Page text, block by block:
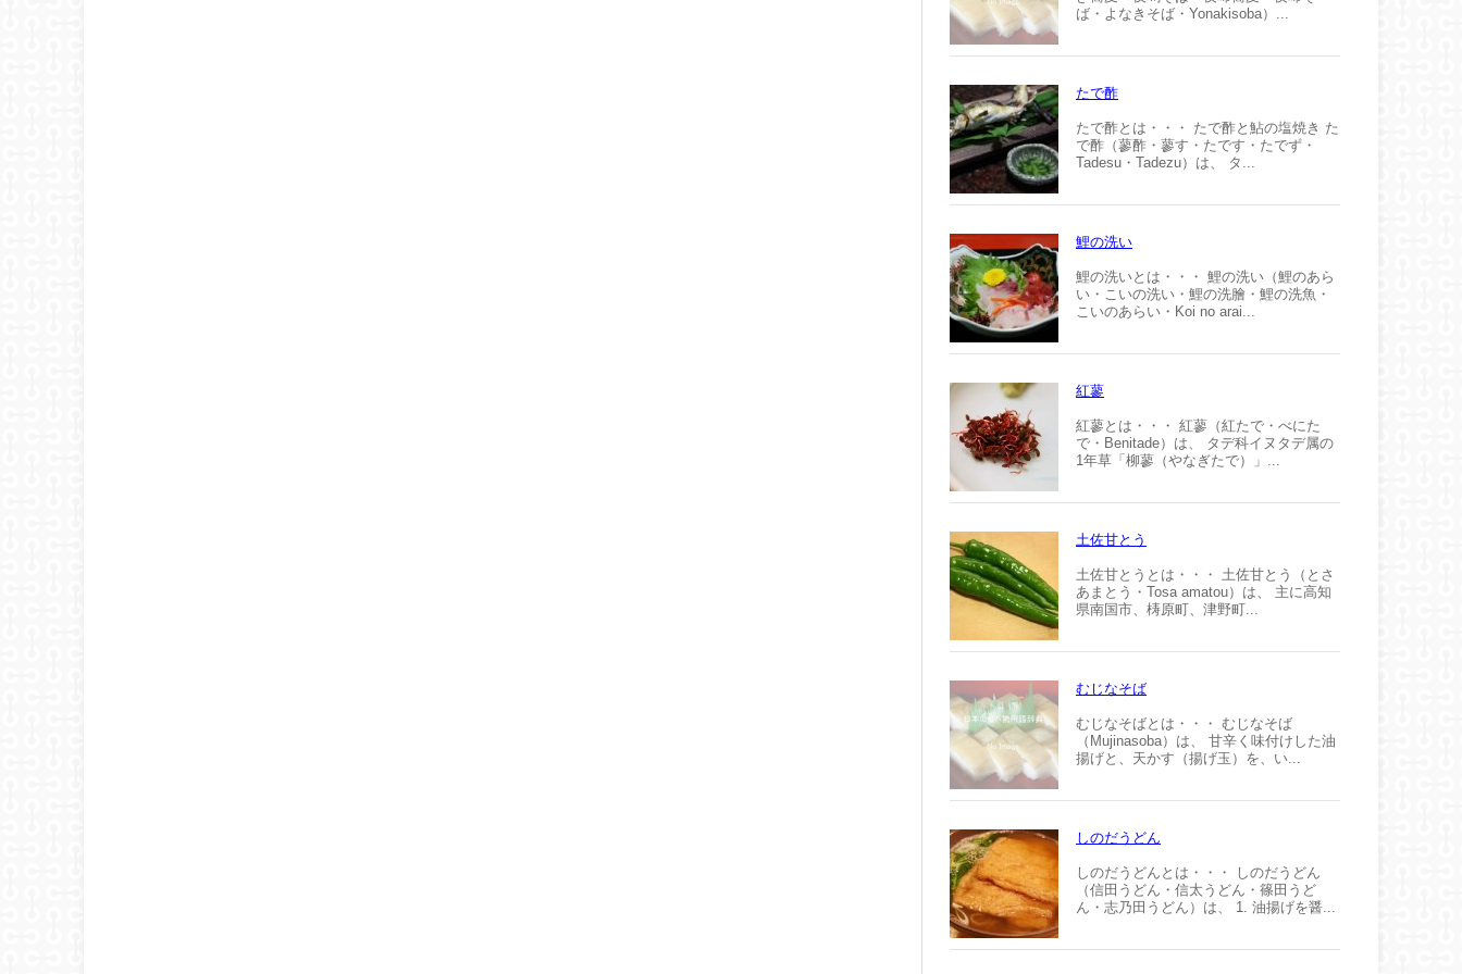
ば・よなきそば・Yonakisoba）...
たで酢
たで酢とは・・・ たで酢と鮎の塩焼き た
で酢（蓼酢・蓼す・たです・たでず・
Tadesu・Tadezu）は、 タ...
鯉の洗い
鯉の洗いとは・・・ 鯉の洗い（鯉のあら
い・こいの洗い・鯉の洗膾・鯉の洗魚・
こいのあらい・Koi no arai...
紅蓼
紅蓼とは・・・ 紅蓼（紅たで・べにた
で・Benitade）は、 タデ科イヌタデ属の
1年草「柳蓼（やなぎたで）」...
土佐甘とう
土佐甘とうとは・・・ 土佐甘とう（とさ
あまとう・Tosa amatou）は、 主に高知
県南国市、梼原町、津野町...
むじなそば
むじなそばとは・・・ むじなそば
（Mujinasoba）は、 甘辛く味付けした油
揚げと、天かす（揚げ玉）を、い...
しのだうどん
しのだうどんとは・・・ しのだうどん
（信田うどん・信太うどん・篠田うど
ん・志乃田うどん）は、 1. 油揚げを醤...